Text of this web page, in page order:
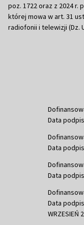
poz. 1722 oraz z 2024
której mowa w art. 31
radiofonii i telewizji (Dz.
Data
Data
Data
Data
WRZESIEŃ